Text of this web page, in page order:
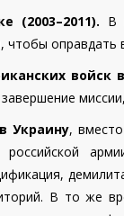
В
чтобы
войск в
Украину,
В то же